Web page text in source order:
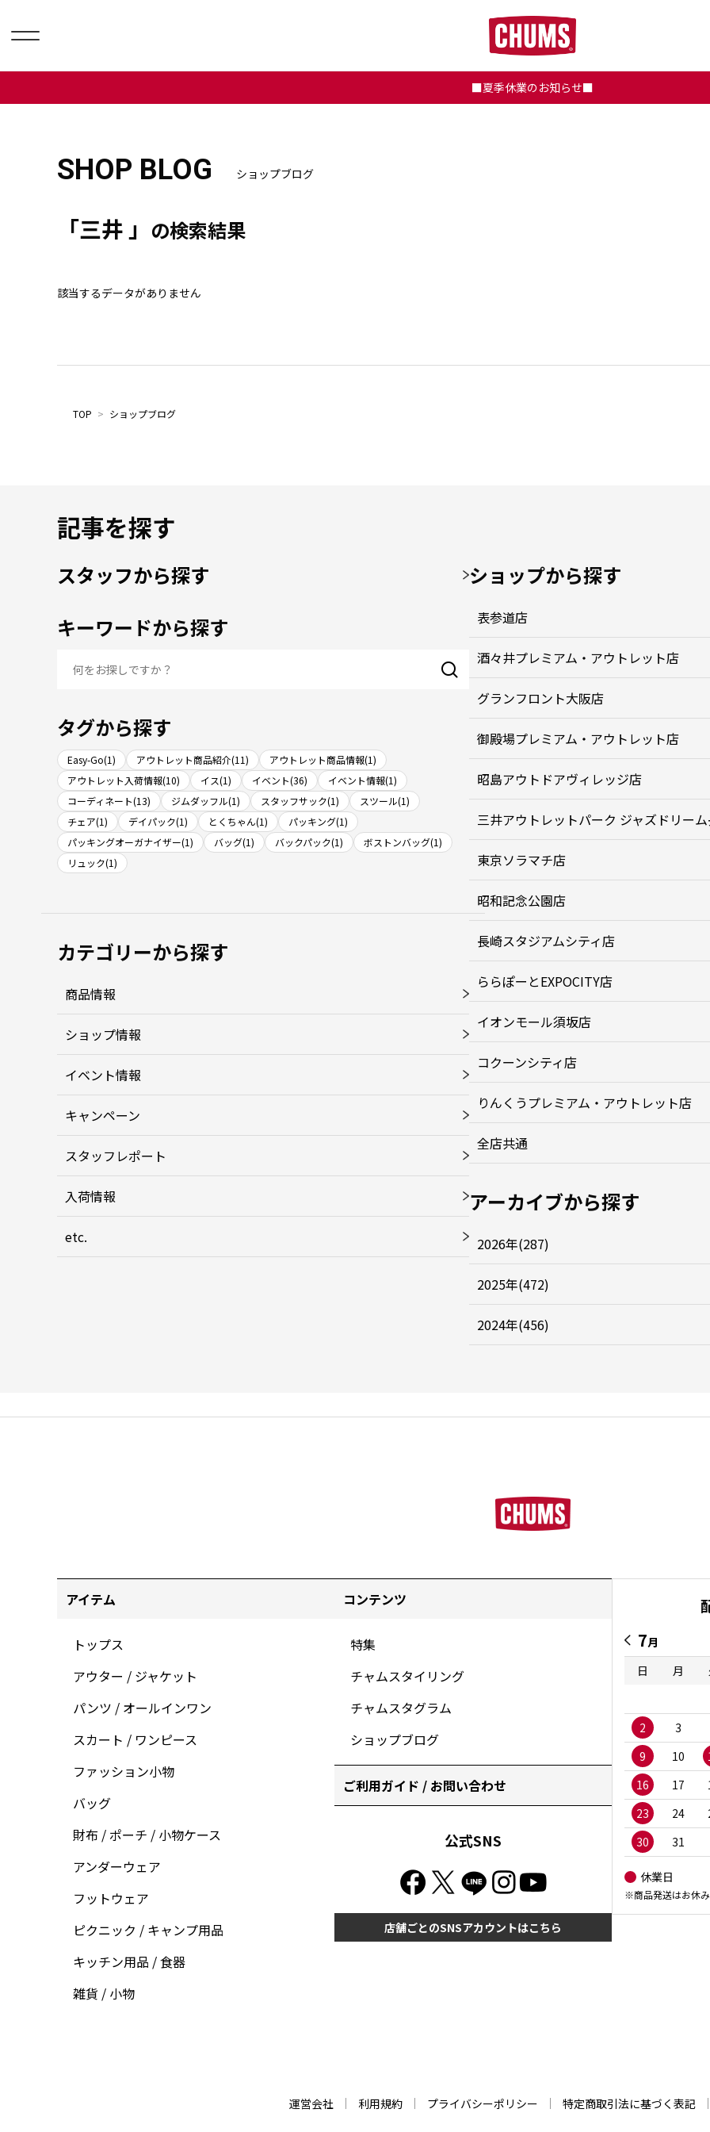
■夏季休業のお知らせ■
SHOP BLOG ショップブログ
「三井 」 の検索結果
該当するデータがありません
TOP > ショップブログ
記事を探す
スタッフから探す
キーワードから探す
タグから探す
Easy-Go(1) アウトレット商品紹介(11)
アウトレット商品情報(1)
アウトレット入荷情報(10)
イス(1) イベント(36)
イベント情報(1)
コーディネート(13)
ジムダッフル(1) スタッフサック(1)
スツール(1)
チェア(1)
デイパック(1) とくちゃん(1)
パッキング(1)
パッキングオーガナイザー(1)
バッグ(1) バックパック(1)
ボストンバッグ(1)
リュック(1)
カテゴリーから探す
商品情報
ショップ情報
イベント情報
キャンペーン
スタッフレポート
入荷情報
etc.
ショップから探す
表参道店
酒々井プレミアム・アウトレット店
グランフロント大阪店
御殿場プレミアム・アウトレット店
昭島アウトドアヴィレッジ店
三井アウトレットパーク ジャズドリー
東京ソラマチ店
昭和記念公園店
長崎スタジアムシティ店
ららぽーとEXPOCITY店
イオンモール須坂店
コクーンシティ店
りんくうプレミアム・アウトレット店
全店共通
アーカイブから探す
2026年(287)
2025年(472)
2024年(456)
アイテム
トップス
アウター / ジャケット
パンツ / オールインワン
スカート / ワンピース
ファッション小物
バッグ
財布 / ポーチ / 小物ケース
アンダーウェア
フットウェア
ピクニック / キャンプ用品
キッチン用品 / 食器
雑貨 / 小物
コンテンツ
特集
チャムスタイリング
チャムスタグラム
ショップブログ
ご利用ガイド / お問い合わせ
公式SNS
店舗ごとのSNSアカウントはこちら
7月
日
月
2
3
9
10
16
17
23
24
30
31
休業日
※商品発送はお休
運営会社 利用規約 プライバシーポリシー 特定商取引法に基づく表記